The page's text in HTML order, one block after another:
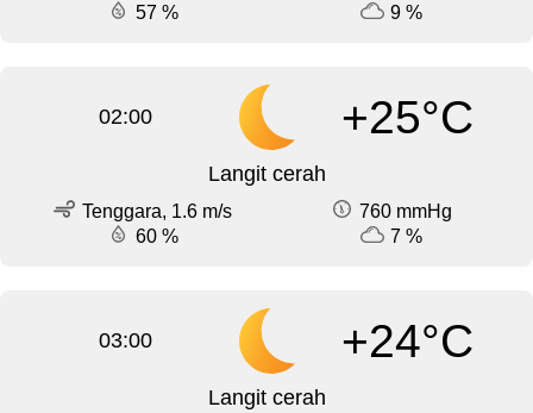
57 %
9 %
02:00 +25°C
Langit cerah
Tenggara, 1.6 m/s
760 mmHg
60 %
7 %
03:00 +24°C
Langit cerah